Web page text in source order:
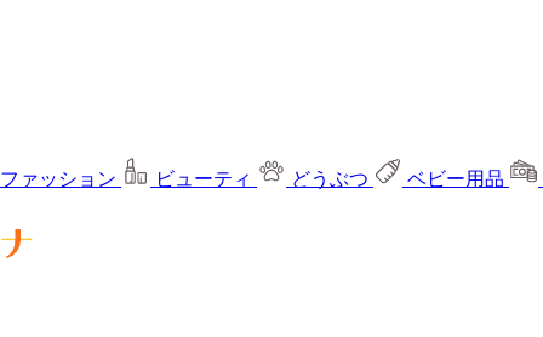
ファッション ビューティ どうぶつ ベビー用品